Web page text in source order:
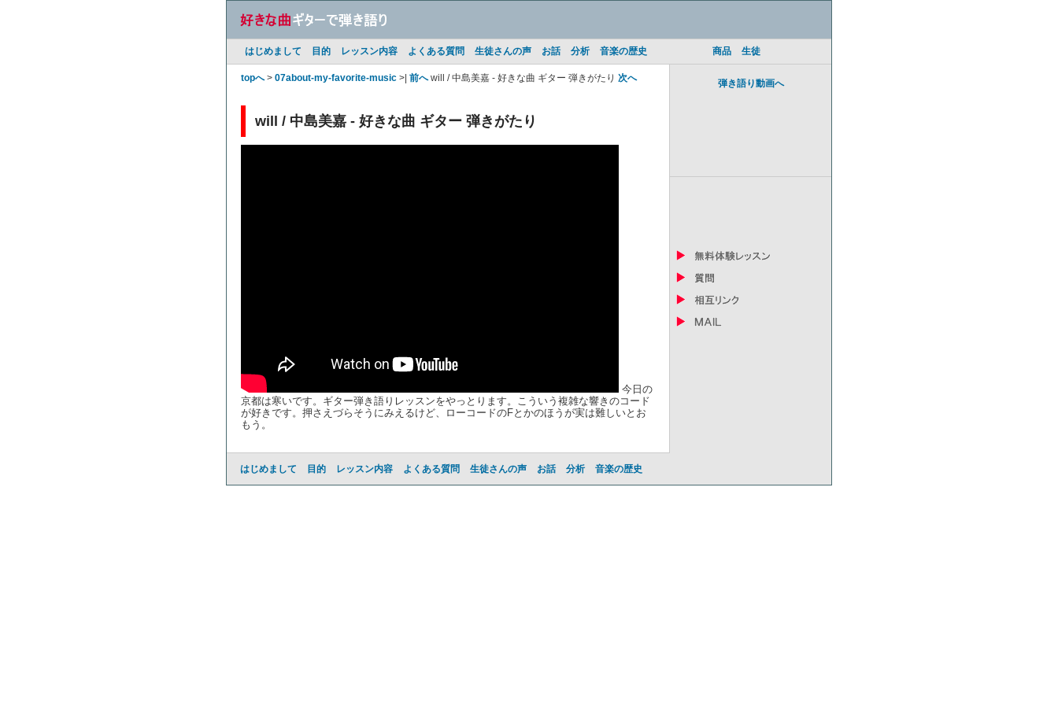
はじめまして 目的 レッスン内容 よくある質問 生徒さんの声 お話 分析 音楽の歴史 商品 生徒
topへ> 07about-my-favorite-music >| 前へwill / 中島美嘉 - 好きな曲 ギター 弾きがたり 次へ
will / 中島美嘉 - 好きな曲 ギター 弾きがたり
今日の
京都は寒いです。ギター弾き語りレッスンをやっとります。こういう複雑な響きのコード
が好きです。押さえづらそうにみえるけど、ローコードのFとかのほうが実は難しいとお
もう。
弾き語り動画へ
はじめまして 目的 レッスン内容 よくある質問 生徒さんの声 お話 分析 音楽の歴史